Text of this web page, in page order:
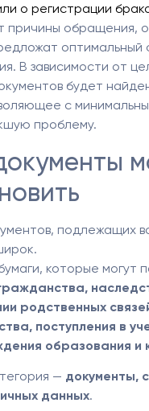
о регистрации
причины обращения,
оптимальный
В зависимости от
будет
с
проблему.
подлежащих
которые могут
родственных
поступления в
образования и
— документы,
данных.